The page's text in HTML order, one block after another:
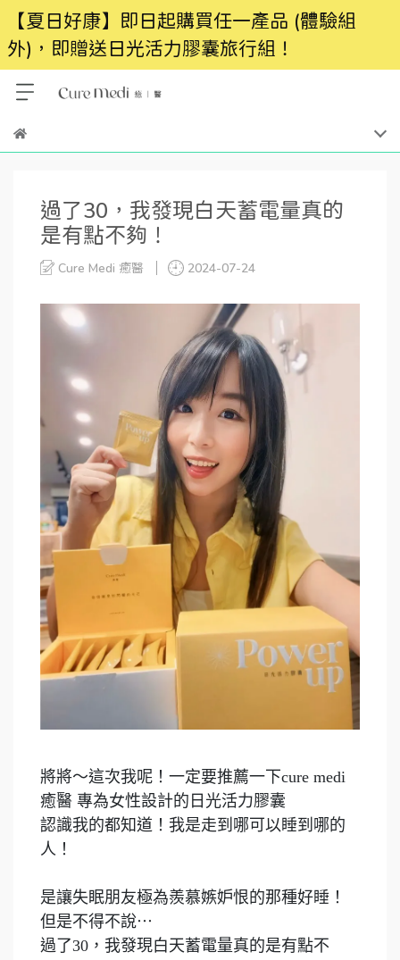
【夏日好康】即日起購買任一產品 (體驗組
外)，即贈送日光活力膠囊旅行組！
過了30，我發現白天蓄電量真的
是有點不夠！
Cure Medi 癒醫 2024-07-24
將將～這次我呢！一定要推薦一下cure medi
癒醫 專為女性設計的日光活力膠囊
認識我的都知道！我是走到哪可以睡到哪的
人！
是讓失眠朋友極為羨慕嫉妒恨的那種好睡！
但是不得不說⋯
過了30，我發現白天蓄電量真的是有點不